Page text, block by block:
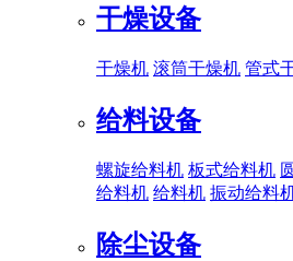
干燥设备
干燥机 滚筒干燥机 管式
给料设备
螺旋给料机 板式给料机
给料机 给料机 振动给料
除尘设备